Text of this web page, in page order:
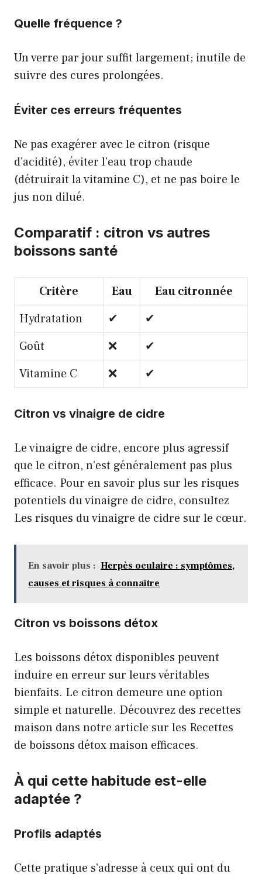
Quelle fréquence ?
Un verre par jour suffit largement; inutile de
suivre des cures prolongées.
Éviter ces erreurs fréquentes
Ne pas exagérer avec le citron (risque
d’acidité), éviter l’eau trop chaude
(détruirait la vitamine C), et ne pas boire le
jus non dilué.
Comparatif : citron vs autres
boissons santé
Critère Eau
Eau citronnée
Hydratation
✔
✔
Goût
❌
✔
Vitamine C
❌ ✔
Citron vs vinaigre de cidre
Le vinaigre de cidre, encore plus agressif
que le citron, n’est généralement pas plus
efficace. Pour en savoir plus sur les risques
potentiels du vinaigre de cidre, consultez
Les risques du vinaigre de cidre sur le cœur.
En savoir plus : Herpès oculaire : symptômes,
causes et risques à connaître
Citron vs boissons détox
Les boissons détox disponibles peuvent
induire en erreur sur leurs véritables
bienfaits. Le citron demeure une option
simple et naturelle. Découvrez des recettes
maison dans notre article sur les Recettes
de boissons détox maison efficaces.
À qui cette habitude est-elle
adaptée ?
Profils adaptés
Cette pratique s’adresse à ceux qui ont du